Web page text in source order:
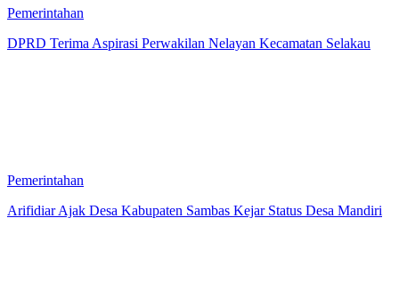
Pemerintahan
DPRD Terima Aspirasi Perwakilan Nelayan Kecamatan Selakau
Pemerintahan
Arifidiar Ajak Desa Kabupaten Sambas Kejar Status Desa Mandiri